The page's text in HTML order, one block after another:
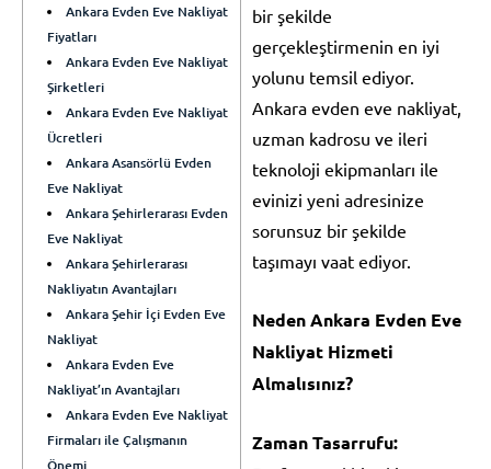
Ankara Evden Eve Nakliyat
Fiyatları
Ankara Evden Eve Nakliyat
Şirketleri
Ankara Evden Eve Nakliyat
Ücretleri
Ankara Asansörlü Evden
Eve Nakliyat
Ankara Şehirlerarası Evden
Eve Nakliyat
Ankara Şehirlerarası
Nakliyatın Avantajları
Ankara Şehir İçi Evden Eve
Nakliyat
Ankara Evden Eve
Nakliyat’ın Avantajları
Ankara Evden Eve Nakliyat
Firmaları ile Çalışmanın
Önemi
bir şekilde
gerçekleştirmenin en iyi
yolunu temsil ediyor.
Ankara evden eve nakliyat,
uzman kadrosu ve ileri
teknoloji ekipmanları ile
evinizi yeni adresinize
sorunsuz bir şekilde
taşımayı vaat ediyor.
Neden Ankara Evden Eve
Nakliyat Hizmeti
Almalısınız?
Zaman Tasarrufu: